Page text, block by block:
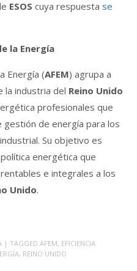
ESOS cuya respuesta se
la Energía
Energía (AFEM) agrupa a
la industria del Reino Unido
profesionales que
de energía para los
Su objetivo es
energética que
e integrales a los
Unido.
| TAGGED AFEM, EFICIENCIA
, REINO UNIDO